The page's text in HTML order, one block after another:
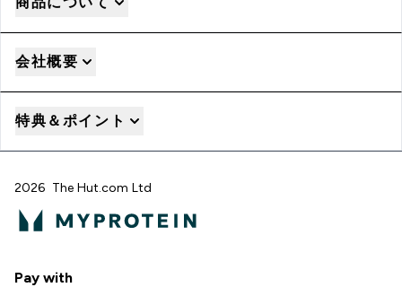
会社概要
特典＆ポイント
2026 The Hut.com Ltd
Pay with